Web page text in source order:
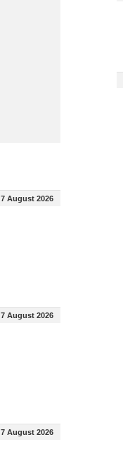
7 August 2026
7 August 2026
7 August 2026